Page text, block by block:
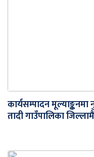
कार्यसम्पादन
तादी गाउँपालिका